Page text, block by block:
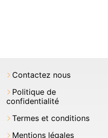
Contactez nous
Politique de
confidentialité
Termes et conditions
Mentions légales